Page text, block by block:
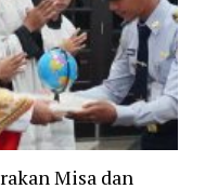
Misa dan